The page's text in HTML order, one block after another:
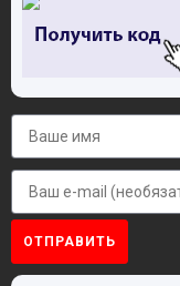
ОТПРАВИТЬ